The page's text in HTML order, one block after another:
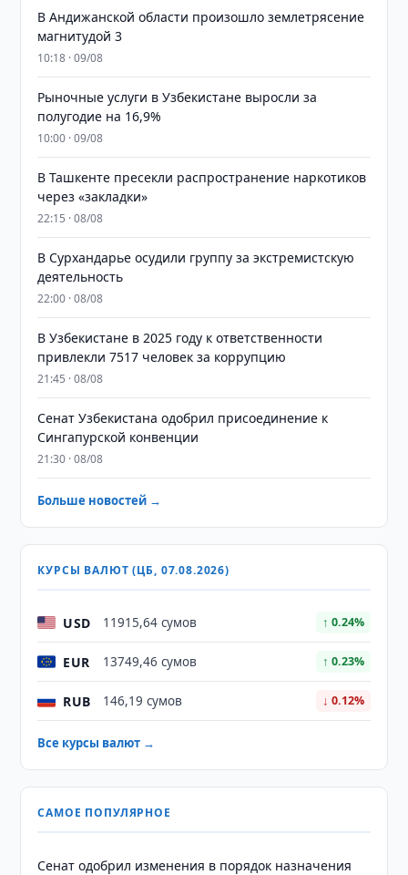
В Андижанской области произошло землетрясение
магнитудой 3
10:18 · 09/08
Рыночные услуги в Узбекистане выросли за
полугодие на 16,9%
10:00 · 09/08
В Ташкенте пресекли распространение наркотиков
через «закладки»
22:15 · 08/08
В Сурхандарье осудили группу за экстремистскую
деятельность
22:00 · 08/08
В Узбекистане в 2025 году к ответственности
привлекли 7517 человек за коррупцию
21:45 · 08/08
Сенат Узбекистана одобрил присоединение к
Сингапурской конвенции
21:30 · 08/08
Больше новостей →
КУРСЫ ВАЛЮТ (ЦБ, 07.08.2026)
USD 11915,64 сумов ↑ 0.24%
EUR 13749,46 сумов ↑ 0.23%
RUB 146,19 сумов ↓ 0.12%
Все курсы валют →
САМОЕ ПОПУЛЯРНОЕ
Сенат одобрил изменения в порядок назначения